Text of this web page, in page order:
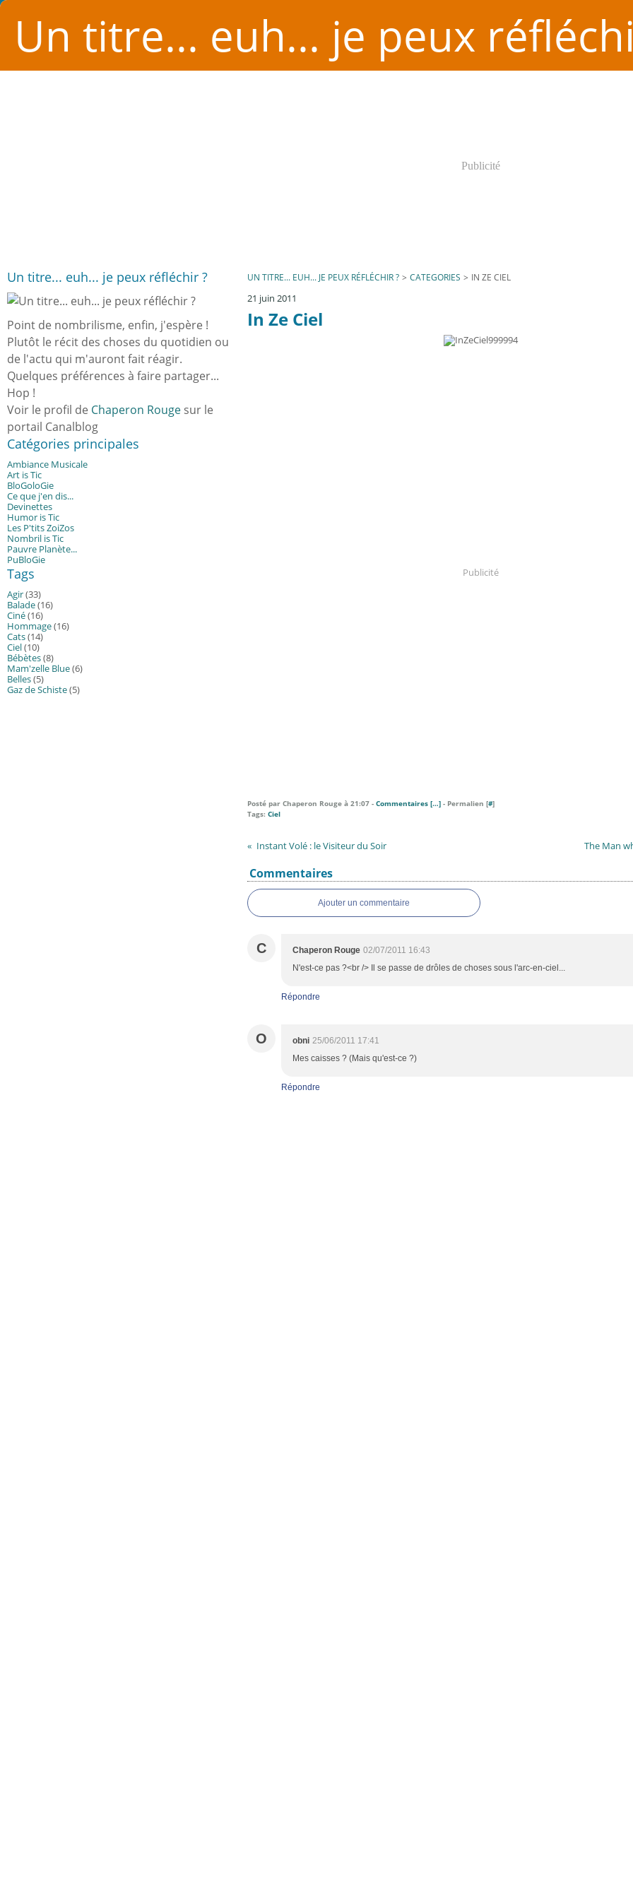
Un titre... euh... je peux
Publicité
Un titre... euh... je peux réfléchir ?
Point de nombrilisme, enfin, j'espère !
Plutôt le récit des choses du quotidien ou
de l'actu qui m'auront fait réagir.
Quelques préférences à faire partager...
Hop !
Voir le profil de Chaperon Rouge sur le
portail Canalblog
Catégories principales
Ambiance Musicale
Art is Tic
BloGoloGie
Ce que j'en dis...
Devinettes
Humor is Tic
Les P'tits ZoiZos
Nombril is Tic
Pauvre Planète...
PuBloGie
Tags
Agir(33)
Balade(16)
Ciné(16)
Hommage(16)
Cats(14)
Ciel(10)
Bébètes(8)
Mam'zelle Blue(6)
Belles(5)
Gaz de Schiste(5)
UN TITRE... EUH... JE PEUX RÉFLÉCHIR ? > CATEGORIES > IN ZE CIEL
21 juin 2011
In Ze Ciel
Publicité
Posté par Chaperon Rouge à 21:07 - Commentaires […] - Permalien [#]
Tags: Ciel
Instant Volé : le Visiteur du Soir The Man
Commentaires
Ajouter un commentaire
C Chaperon Rouge 02/07/2011 16:43
N'est-ce pas ?<br /> Il se passe de drôles de choses sous l'arc-en-ciel...
Répondre
O obni 25/06/2011 17:41
Mes caisses ? (Mais qu'est-ce ?)
Répondre